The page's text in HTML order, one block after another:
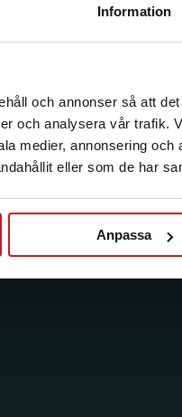
Information
och annonser så att
och analysera vår trafik.
medier, annonsering
eller som de har
Anpassa
LO Mervärde.
allmänna